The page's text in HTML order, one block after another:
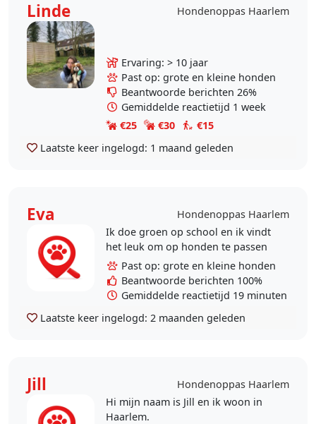
Linde Hondenoppas Haarlem
Ervaring: > 10 jaar
Past op: grote en kleine honden
Beantwoorde berichten 26%
Gemiddelde reactietijd 1 week
€25
€30
€15
Laatste keer ingelogd: 1 maand geleden
Eva
Hondenoppas Haarlem
Ik doe groen op school en ik vindt
het leuk om op honden te passen
Past op: grote en kleine honden
Beantwoorde berichten 100%
Gemiddelde reactietijd 19 minuten
Laatste keer ingelogd: 2 maanden geleden
Jill
Hondenoppas Haarlem
Hi mijn naam is Jill en ik woon in
Haarlem.